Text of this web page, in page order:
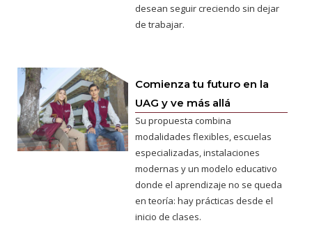
desean seguir creciendo sin dejar
de trabajar.
Comienza tu futuro en la
UAG y ve más allá
Su propuesta combina
modalidades flexibles, escuelas
especializadas, instalaciones
modernas y un modelo educativo
donde el aprendizaje no se queda
en teoría: hay prácticas desde el
inicio de clases.